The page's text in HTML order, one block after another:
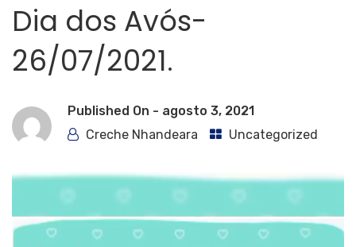
Dia dos Avós-
26/07/2021.
Published On - agosto 3, 2021
Creche Nhandeara
Uncategorized
Tocador
vídeo